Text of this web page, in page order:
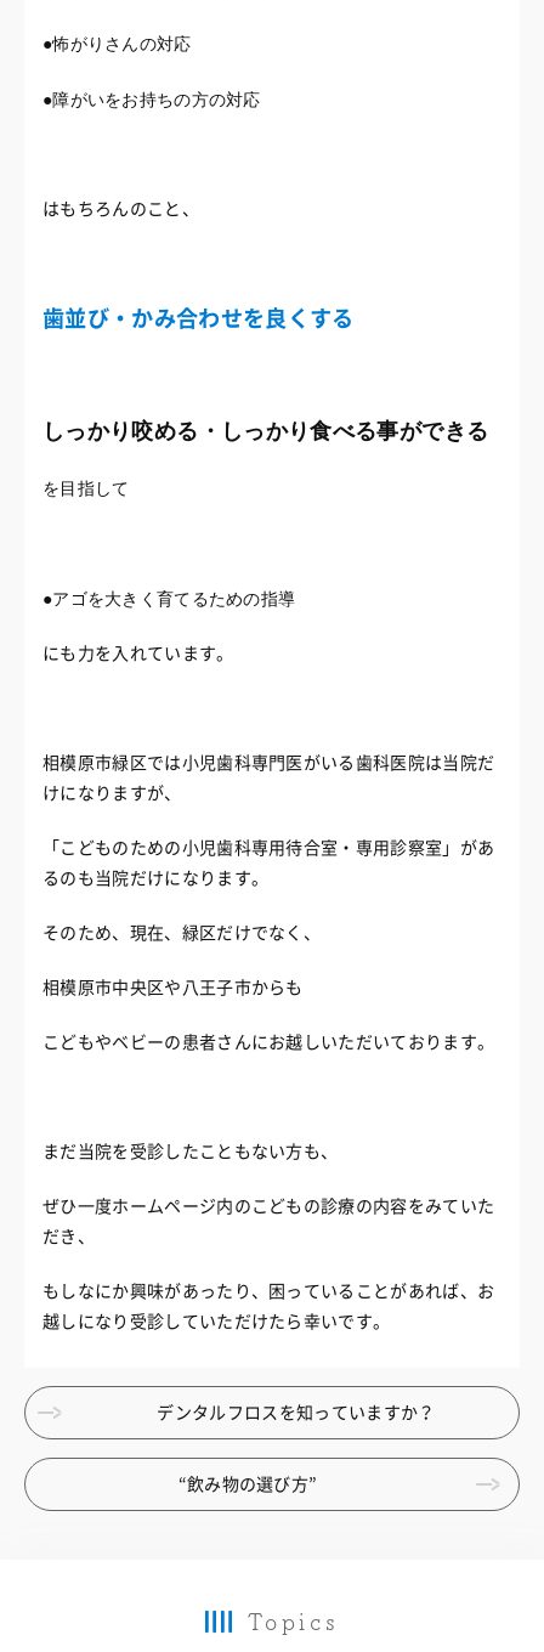
●怖がりさんの対応
●障がいをお持ちの方の対応
はもちろんのこと、
歯並び・かみ合わせを良くする
しっかり咬める・しっかり食べる事ができる
を目指して
●アゴを大きく育てるための指導
にも力を入れています。
相模原市緑区では小児歯科専門医がいる歯科医院は当院だ
けになりますが、
「こどものための小児歯科専用待合室・専用診察室」があ
るのも当院だけになります。
そのため、現在、緑区だけでなく、
相模原市中央区や八王子市からも
こどもやベビーの患者さんにお越しいただいております。
まだ当院を受診したこともない方も、
ぜひ一度ホームページ内のこどもの診療の内容をみていた
だき、
もしなにか興味があったり、困っていることがあれば、お
越しになり受診していただけたら幸いです。
デンタルフロスを知っていますか？
“飲み物の選び方”
Topics